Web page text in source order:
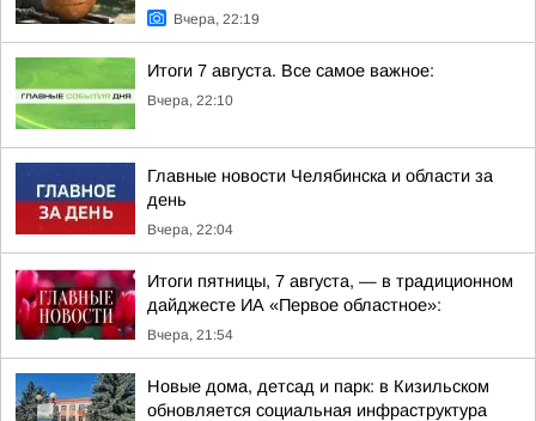
Вчера, 22:19
Итоги 7 августа. Все самое важное:
Вчера, 22:10
Главные новости Челябинска и области за
день
Вчера, 22:04
Итоги пятницы, 7 августа, — в традиционном
дайджесте ИА «Первое областное»:
Вчера, 21:54
Новые дома, детсад и парк: в Кизильском
обновляется социальная инфраструктура